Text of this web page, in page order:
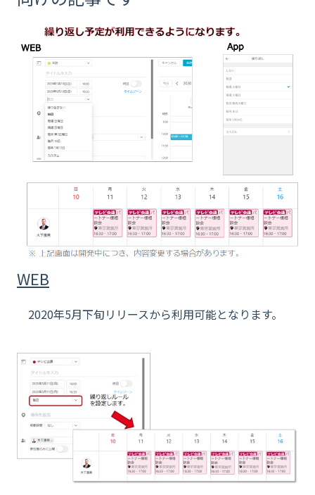
WEB
2020年5月下旬リリースから利用可能となります。